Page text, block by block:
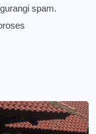
spam.